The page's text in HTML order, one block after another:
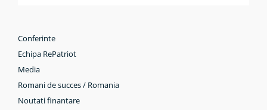
Conferinte
Echipa RePatriot
Media
Romani de succes / Romania
Noutati finantare